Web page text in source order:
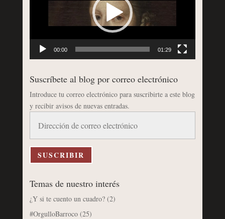
00:00 01:29
Suscríbete al blog por correo electrónico
Introduce tu correo electrónico para suscribirte a este blog
y recibir avisos de nuevas entradas.
correo
electrónico
SUSCRIBIR
Temas de nuestro interés
¿Y si te cuento un cuadro?(2)
#OrgulloBarroco(25)